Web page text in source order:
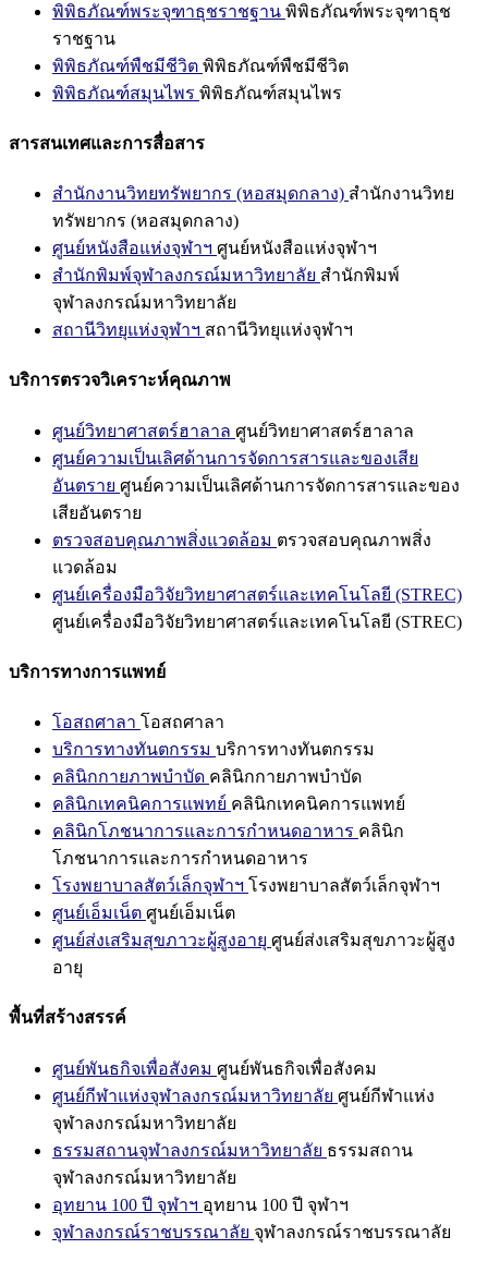
พิพิธภัณฑ์พระจุฑาธุชราชฐาน พิพิธภัณฑ์พระจุฑาธุช
ราชฐาน
พิพิธภัณฑ์พืชมีชีวิต พิพิธภัณฑ์พืชมีชีวิต
พิพิธภัณฑ์สมุนไพร พิพิธภัณฑ์สมุนไพร
สารสนเทศและการสื่อสาร
สำนักงานวิทยทรัพยากร (หอสมุดกลาง) สำนักงานวิทย
ทรัพยากร (หอสมุดกลาง)
ศูนย์หนังสือแห่งจุฬาฯ ศูนย์หนังสือแห่งจุฬาฯ
สำนักพิมพ์จุฬาลงกรณ์มหาวิทยาลัย สำนักพิมพ์
จุฬาลงกรณ์มหาวิทยาลัย
สถานีวิทยุแห่งจุฬาฯ สถานีวิทยุแห่งจุฬาฯ
บริการตรวจวิเคราะห์คุณภาพ
ศูนย์วิทยาศาสตร์ฮาลาล ศูนย์วิทยาศาสตร์ฮาลาล
ศูนย์ความเป็นเลิศด้านการจัดการสารและของเสีย
อันตราย ศูนย์ความเป็นเลิศด้านการจัดการสารและของ
เสียอันตราย
ตรวจสอบคุณภาพสิ่งแวดล้อม ตรวจสอบคุณภาพสิ่ง
แวดล้อม
ศูนย์เครื่องมือวิจัยวิทยาศาสตร์และเทคโนโลยี (STREC)
ศูนย์เครื่องมือวิจัยวิทยาศาสตร์และเทคโนโลยี (STREC)
บริการทางการแพทย์
โอสถศาลา โอสถศาลา
บริการทางทันตกรรม บริการทางทันตกรรม
คลินิกกายภาพบำบัด คลินิกกายภาพบำบัด
คลินิกเทคนิคการแพทย์ คลินิกเทคนิคการแพทย์
คลินิกโภชนาการและการกำหนดอาหาร คลินิก
โภชนาการและการกำหนดอาหาร
โรงพยาบาลสัตว์เล็กจุฬาฯ โรงพยาบาลสัตว์เล็กจุฬาฯ
ศูนย์เอ็มเน็ต ศูนย์เอ็มเน็ต
ศูนย์ส่งเสริมสุขภาวะผู้สูงอายุ ศูนย์ส่งเสริมสุขภาวะผู้สูง
อายุ
พื้นที่สร้างสรรค์
ศูนย์พันธกิจเพื่อสังคม ศูนย์พันธกิจเพื่อสังคม
ศูนย์กีฬาแห่งจุฬาลงกรณ์มหาวิทยาลัย ศูนย์กีฬาแห่ง
จุฬาลงกรณ์มหาวิทยาลัย
ธรรมสถานจุฬาลงกรณ์มหาวิทยาลัย ธรรมสถาน
จุฬาลงกรณ์มหาวิทยาลัย
อุทยาน 100 ปี จุฬาฯ อุทยาน 100 ปี จุฬาฯ
จุฬาลงกรณ์ราชบรรณาลัย จุฬาลงกรณ์ราชบรรณาลัย